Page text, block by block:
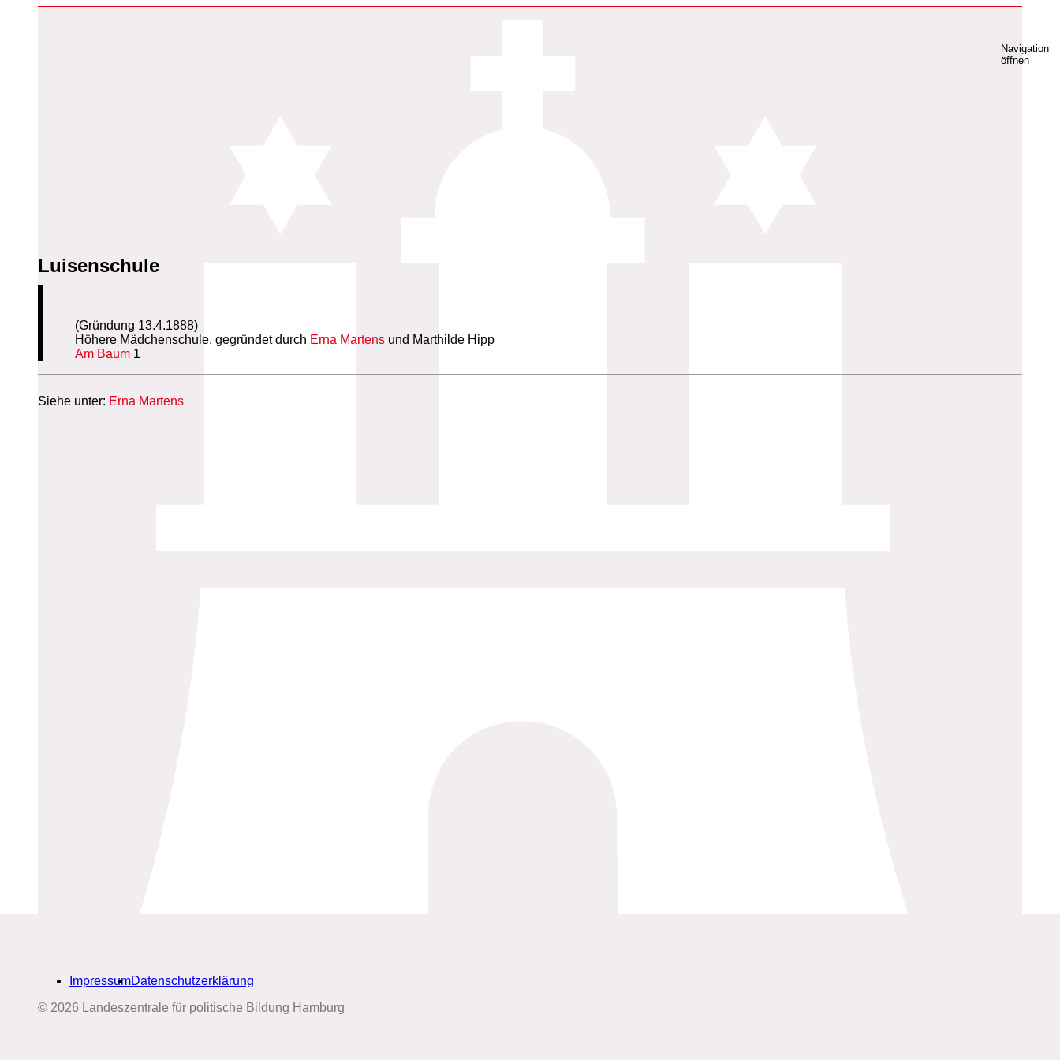
Navigation
öffnen
Luisenschule
(Gründung 13.4.1888)
Höhere Mädchenschule, gegründet durch Erna Martens und Marthilde Hipp
Am Baum 1
Siehe unter: Erna Martens
ImpressumDatenschutzerklärung
© 2026 Landeszentrale für politische Bildung Hamburg